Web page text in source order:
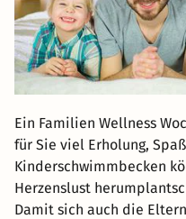
Ein Familien Wellness
für Sie viel Erholung,
Kinderschwimmbecken
Herzenslust
Damit sich auch die